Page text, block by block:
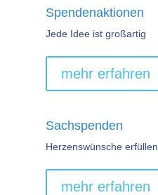
Spendenaktionen
Jede Idee ist großartig
mehr erfahren
Sachspenden
Herzenswünsche erfüllen
mehr erfahren